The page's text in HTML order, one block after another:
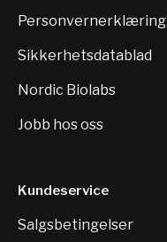
Personvernerklæring
Sikkerhetsdatablad
Nordic Biolabs
Jobb hos oss
Kundeservice
Salgsbetingelser